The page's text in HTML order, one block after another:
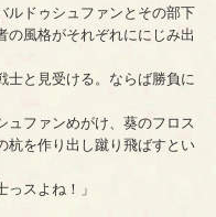
ドゥシュファンとその部下
の風格がそれぞれににじみ出
士と見受ける。ならば勝負に
ファンめがけ、葵のフロス
杭を作り出し蹴り飛ばすとい
っスよね！」